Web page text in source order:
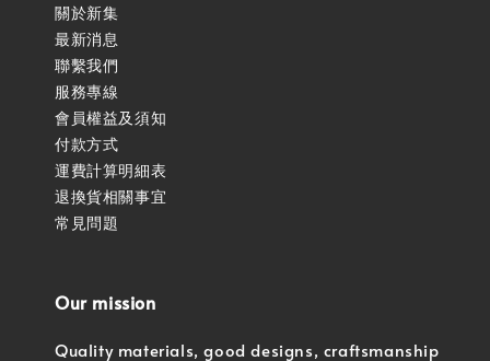
關於新集
最新消息
聯繫我們
服務專線
會員權益及須知
付款方式
運費計算明細表
退換貨相關事宜
常見問題
Our mission
Quality materials, good designs, craftsmanship